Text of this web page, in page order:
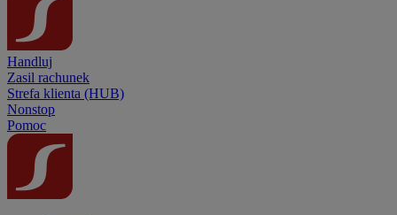
Handluj
Zasil rachunek
Strefa klienta (HUB)
Nonstop
Pomoc